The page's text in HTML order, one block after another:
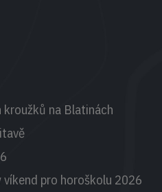
kroužků na Blatinách
pro horoškolu 2026